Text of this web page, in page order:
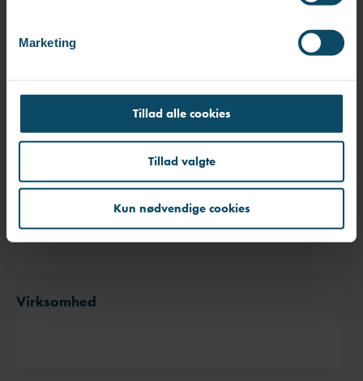
Marketing
Tillad alle cookies
Tillad valgte
Kun nødvendige cookies
Telefonnummer *
Virksomhed